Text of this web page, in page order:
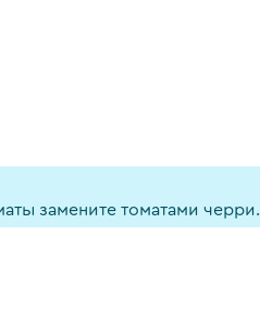
замените томатами черри.